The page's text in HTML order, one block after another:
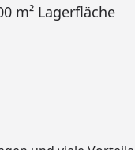
m² Lagerfläche